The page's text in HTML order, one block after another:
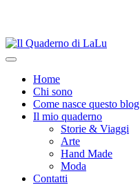
Home
Chi sono
Come nasce questo blog
Il mio quaderno
Storie & Viaggi
Arte
Hand Made
Moda
Contatti